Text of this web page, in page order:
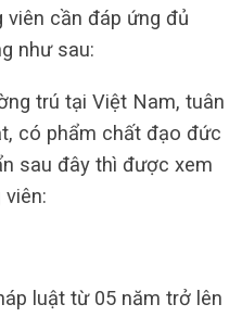
cần đáp ứng đủ
như sau:
trú tại Việt Nam, tuân
có phẩm chất đạo đức
sau đây thì được xem
luật từ 05 năm trở lên